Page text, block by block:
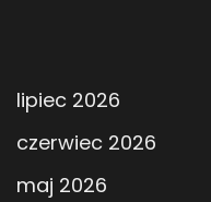
lipiec 2026
czerwiec 2026
maj 2026